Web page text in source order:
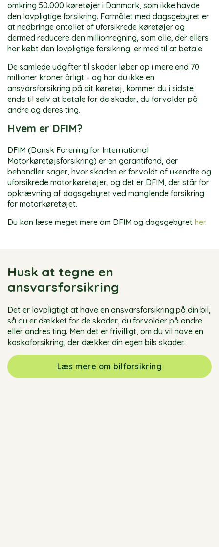
omkring 50.000 køretøjer i Danmark, som ikke havde
den lovpligtige forsikring. Formålet med dagsgebyret er
at nedbringe antallet af uforsikrede køretøjer og
dermed reducere den millionregning, som alle, der ellers
har købt den lovpligtige forsikring, er med til at betale.
De samlede udgifter til skader løber op i mere end 70
millioner kroner årligt – og har du ikke en
ansvarsforsikring på dit køretøj, kommer du i sidste
ende til selv at betale for de skader, du forvolder på
andre og deres ting.
Hvem er DFIM?
DFIM (Dansk Forening for International
Motorkøretøjsforsikring) er en garantifond, der
behandler sager, hvor skaden er forvoldt af ukendte og
uforsikrede motorkøretøjer, og det er DFIM, der står for
opkrævning af dagsgebyret ved manglende forsikring
for motorkøretøjet.
Du kan læse meget mere om DFIM og dagsgebyret her.
Husk at tegne en
ansvarsforsikring
Det er lovpligtigt at have en ansvarsforsikring på din bil,
så du er dækket for de skader, du forvolder på andre
eller andres ting. Men det er frivilligt, om du vil have en
kaskoforsikring, der dækker din egen bils skader.
Læs mere om bilforsikring